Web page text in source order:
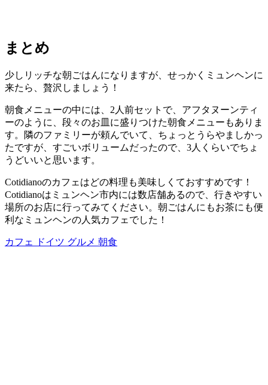
まとめ
少しリッチな朝ごはんになりますが、せっかくミュンヘンに
来たら、贅沢しましょう！
朝食メニューの中には、2人前セットで、アフタヌーンティ
ーのように、段々のお皿に盛りつけた朝食メニューもありま
す。隣のファミリーが頼んでいて、ちょっとうらやましかっ
たですが、すごいボリュームだったので、3人くらいでちょ
うどいいと思います。
Cotidianoのカフェはどの料理も美味しくておすすめです！
Cotidianoはミュンヘン市内には数店舗あるので、行きやすい
場所のお店に行ってみてください。朝ごはんにもお茶にも便
利なミュンヘンの人気カフェでした！
カフェ ドイツ グルメ 朝食